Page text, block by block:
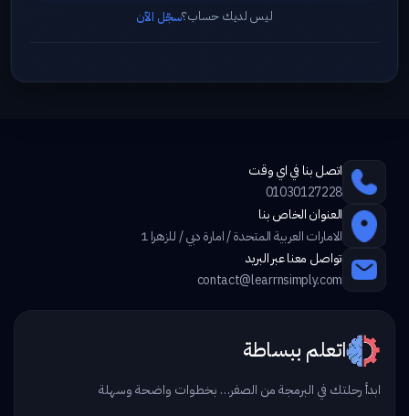
ليس لديك حساب؟سجّل الآن
اتصل بنا في اي وقت
01030127228
العنوان الخاص بنا
الامارات العربية المتحدة / امارة دبي / للزهرا 1
تواصل معنا عبر البريد
contact@learrnsimply.com
اتعلم ببساطة
ابدأ رحلتك في البرمجة من الصفر… بخطوات واضحة وسهلة